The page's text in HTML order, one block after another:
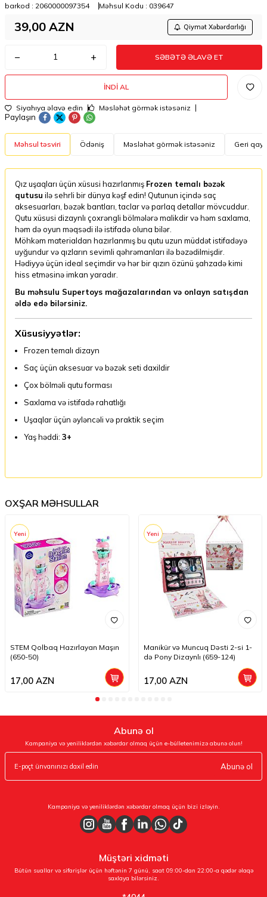
barkod : 2060000097354 Məhsul Kodu : 039647
39,00 AZN Qiymət Xəbərdarlığı
SƏBƏTƏ ƏLAVƏ ET
İNDI AL
Siyahıya əlavə edin Məsləhət görmək istəsəniz
Paylaşın
Məhsul təsviri Ödəniş Məsləhət görmək istəsəniz Geri
Qız uşaqları üçün xüsusi hazırlanmış Frozen temalı bəzək
qutusu ilə sehrli bir dünya kəşf edin! Qutunun içində saç
aksesuarları, bəzək bantları, taclar və parlaq detallar mövcuddur.
Qutu xüsusi dizaynlı çoxrəngli bölmələrə malikdir və həm saxlama,
həm də oyun məqsədi ilə istifadə oluna bilər.
Möhkəm materialdan hazırlanmış bu qutu uzun müddət istifadəyə
uyğundur və qızların sevimli qəhrəmanları ilə bəzədilmişdir.
Hədiyyə üçün ideal seçimdir və hər bir qızın özünü şahzadə kimi
hiss etməsinə imkan yaradır.
Bu məhsulu Supertoys mağazalarından və onlayn satışdan
əldə edə bilərsiniz.
Xüsusiyyətlər:
Frozen temalı dizayn
Saç üçün aksesuar və bəzək seti daxildir
Çox bölməli qutu forması
Saxlama və istifadə rahatlığı
Uşaqlar üçün əyləncəli və praktik seçim
Yaş həddi: 3+
OXŞAR MƏHSULLAR
Yeni
STEM Qolbaq Hazırlayan Maşın
(650-50)
17,00 AZN
Yeni
Manikür və Muncuq Dəsti 2-si 1-
də Pony Dizaynlı (659-124)
17,00AZN
Abunə ol
Kampaniya və yeniliklərdən xəbərdar olmaq üçün e-bülletenimizə abunə olun!
Abunə ol
Kampaniya və yeniliklərdən xəbərdar olmaq üçün bizi izləyin.
Müştəri xidməti
Bütün suallar və sifarişlər üçün həftənin 7 günü, saat 09:00-dan 22:00-a qədər əlaqə
saxlaya bilərsiniz.